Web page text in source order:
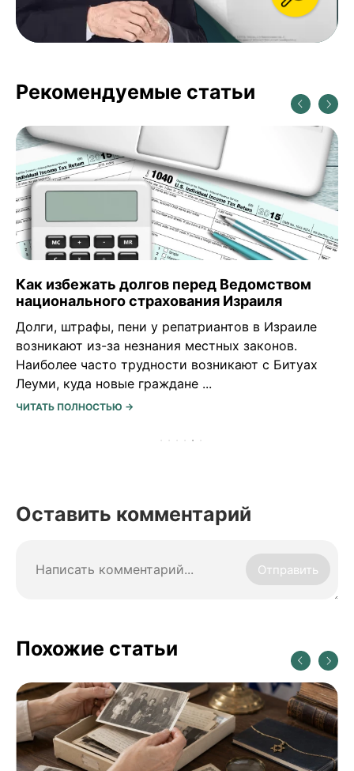
Рекомендуемые статьи
Как избежать долгов перед Ведомством
национального страхования Израиля
Долги, штрафы, пени у репатриантов в Израиле
возникают из-за незнания местных законов.
Наиболее часто трудности возникают с Битуах
Леуми, куда новые граждане ...
ЧИТАТЬ ПОЛНОСТЬЮ →
Оставить комментарий
Отправить
Похожие статьи